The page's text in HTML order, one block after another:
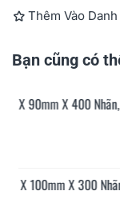
Thêm Vào
Bạn cũng có